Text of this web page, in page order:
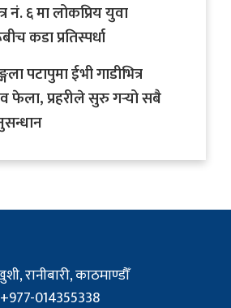
नं. ६ मा लोकप्रिय युवा
कडा प्रतिस्पर्धा
पटापुमा ईभी गाडीभित्र
फेला, प्रहरीले सुरु गर्‍यो सबै
रानीबारी, काठमाण्डौँ
+977-014355338